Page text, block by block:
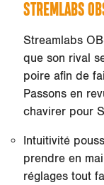
STREMLABS
Streamlabs
que son rival
poire afin de
Passons en
chavirer pour
Intuitivité
prendre en
réglages tout